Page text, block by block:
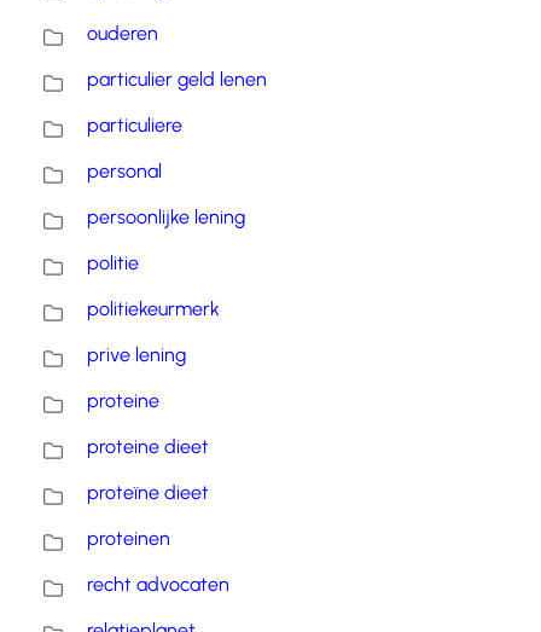
ouderen
particulier geld lenen
particuliere
personal
persoonlijke lening
politie
politiekeurmerk
prive lening
proteine
proteine dieet
proteïne dieet
proteinen
recht advocaten